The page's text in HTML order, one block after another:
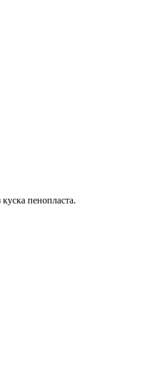
пенопласта.